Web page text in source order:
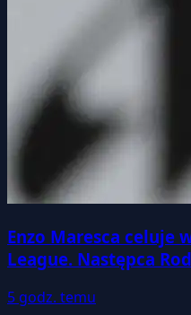
Enzo Maresca celuje
League. Następca
5 godz. temu